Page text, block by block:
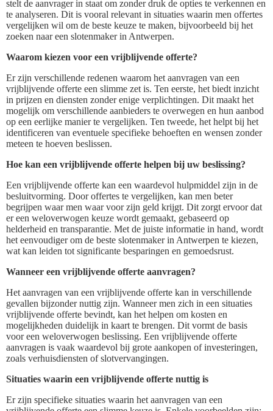
stelt de aanvrager in staat om zonder druk de opties te verkennen en
te analyseren. Dit is vooral relevant in situaties waarin men offertes
vergelijken wil om de beste keuze te maken, bijvoorbeeld bij het
zoeken naar een slotenmaker in Antwerpen.
Waarom kiezen voor een vrijblijvende offerte?
Er zijn verschillende redenen waarom het aanvragen van een
vrijblijvende offerte een slimme zet is. Ten eerste, het biedt inzicht
in prijzen en diensten zonder enige verplichtingen. Dit maakt het
mogelijk om verschillende aanbieders te overwegen en hun aanbod
op een eerlijke manier te vergelijken. Ten tweede, het helpt bij het
identificeren van eventuele specifieke behoeften en wensen zonder
meteen te hoeven beslissen.
Hoe kan een vrijblijvende offerte helpen bij uw beslissing?
Een vrijblijvende offerte kan een waardevol hulpmiddel zijn in de
besluitvorming. Door offertes te vergelijken, kan men beter
begrijpen waar men waar voor zijn geld krijgt. Dit zorgt ervoor dat
er een weloverwogen keuze wordt gemaakt, gebaseerd op
helderheid en transparantie. Met de juiste informatie in hand, wordt
het eenvoudiger om de beste slotenmaker in Antwerpen te kiezen,
wat kan leiden tot significante besparingen en gemoedsrust.
Wanneer een vrijblijvende offerte aanvragen?
Het aanvragen van een vrijblijvende offerte kan in verschillende
gevallen bijzonder nuttig zijn. Wanneer men zich in een situaties
vrijblijvende offerte bevindt, kan het helpen om kosten en
mogelijkheden duidelijk in kaart te brengen. Dit vormt de basis
voor een weloverwogen beslissing. Een vrijblijvende offerte
aanvragen is vaak waardevol bij grote aankopen of investeringen,
zoals verhuisdiensten of slotvervangingen.
Situaties waarin een vrijblijvende offerte nuttig is
Er zijn specifieke situaties waarin het aanvragen van een